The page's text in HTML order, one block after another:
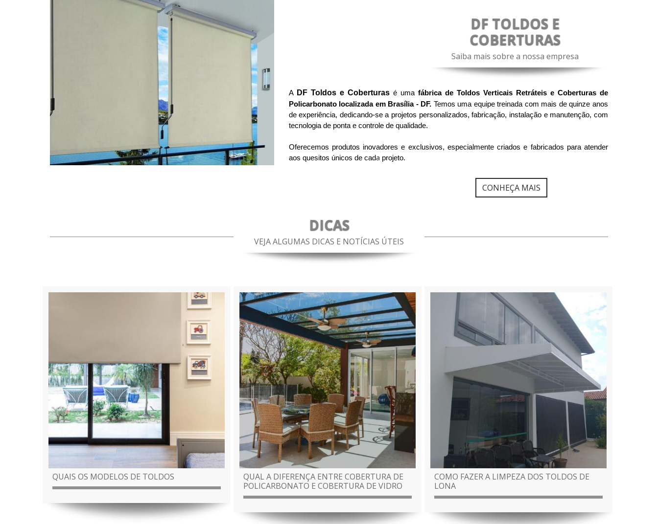
DF TOLDOS E
COBERTURAS
Saiba mais sobre a nossa empresa
A DF Toldos e Coberturas é uma fábrica de Toldos Verticais Retráteis e Coberturas de
Policarbonato localizada em Brasília - DF. Temos uma equipe treinada com mais de quinze anos
de experiência, dedicando-se a projetos personalizados, fabricação, instalação e manutenção, com
tecnologia de ponta e controle de qualidade.
Oferecemos produtos inovadores e exclusivos, especialmente criados e fabricados para atender
aos quesitos únicos de cada projeto.
CONHEÇA MAIS
DICAS
VEJA ALGUMAS DICAS E NOTÍCIAS ÚTEIS
QUAIS OS MODELOS DE TOLDOS
QUAL A DIFERENÇA ENTRE COBERTURA DE
POLICARBONATO E COBERTURA DE VIDRO
COMO FAZER A LIMPEZA DOS TOLDOS DE
LONA